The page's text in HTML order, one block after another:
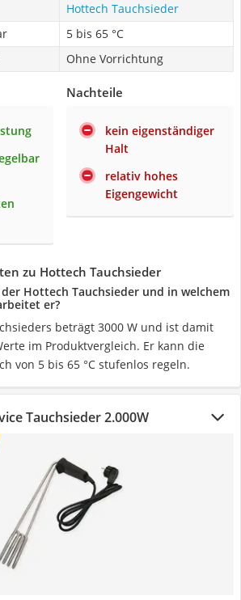
Hottech Tauchsieder
5 bis 65 °C
Ohne Vorrichtung
Nachteile
kein eigenständiger
Halt
relativ hohes
Eigengewicht
zu Hottech Tauchsieder
Hottech Tauchsieder und in welchem
er?
beträgt 3000 W und ist damit
im Produktvergleich. Er kann die
von 5 bis 65 °C stufenlos regeln.
Tauchsieder 2.000W